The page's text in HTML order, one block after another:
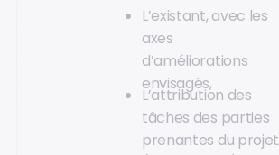
L’existant, avec les
axes
d’améliorations
envisagés,
L’attribution des
tâches des parties
prenantes du projet